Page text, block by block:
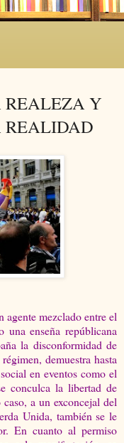
REALEZA Y
REALIDAD
agente mezclado entre el
una enseña repúblicana
la disconformidad de
demuestra hasta
en eventos como el
conculca la libertad de
a un exconcejal del
Unida, también se le
En cuanto al permiso